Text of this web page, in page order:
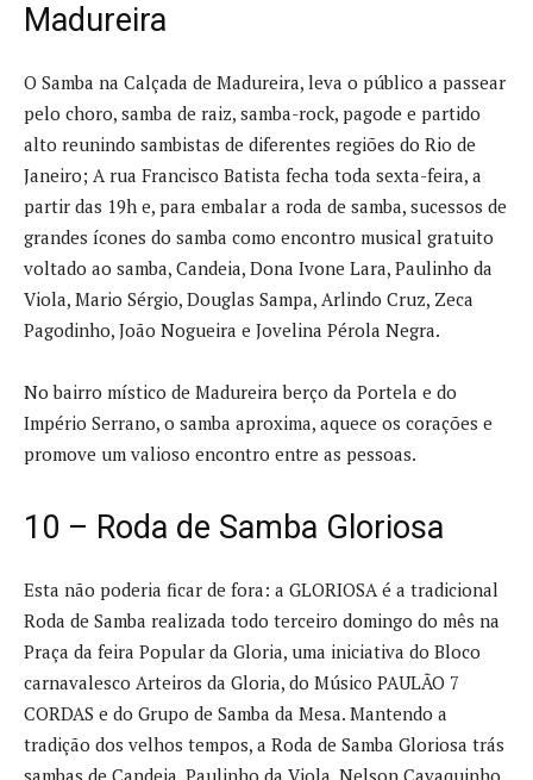
Madureira
O Samba na Calçada de Madureira, leva o público a passear
pelo choro, samba de raiz, samba-rock, pagode e partido
alto reunindo sambistas de diferentes regiões do Rio de
Janeiro; A rua Francisco Batista fecha toda sexta-feira, a
partir das 19h e, para embalar a roda de samba, sucessos de
grandes ícones do samba como encontro musical gratuito
voltado ao samba, Candeia, Dona Ivone Lara, Paulinho da
Viola, Mario Sérgio, Douglas Sampa, Arlindo Cruz, Zeca
Pagodinho, João Nogueira e Jovelina Pérola Negra.
No bairro místico de Madureira berço da Portela e do
Império Serrano, o samba aproxima, aquece os corações e
promove um valioso encontro entre as pessoas.
10 – Roda de Samba Gloriosa
Esta não poderia ficar de fora: a GLORIOSA é a tradicional
Roda de Samba realizada todo terceiro domingo do mês na
Praça da feira Popular da Gloria, uma iniciativa do Bloco
carnavalesco Arteiros da Gloria, do Músico PAULÃO 7
CORDAS e do Grupo de Samba da Mesa. Mantendo a
tradição dos velhos tempos, a Roda de Samba Gloriosa trás